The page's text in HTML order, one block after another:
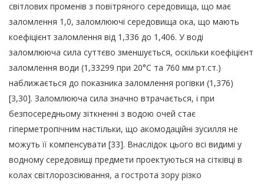
світлових променів з повітряного середовища, що має
заломлення 1,0, заломлюючі середовища ока, що мають
коефіцієнт заломлення від 1,336 до 1,406. У воді
заломлююча сила суттєво зменшується, оскільки коефіцієнт
заломлення води (1,33299 при 20°С та 760 мм рт.ст.)
наближається до показника заломлення рогівки (1,376)
[3,30]. Заломлююча сила значно втрачається, і при
безпосередньому зіткненні з водою очей стає
гіперметропічним настільки, що акомодаційні зусилля не
можуть її компенсувати [33]. Внаслідок цього всі видимі у
водному середовищі предмети проектуються на сітківці в
колах світлорозсіювання, а гострота зору різко